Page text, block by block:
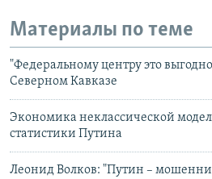
Материалы по теме
"Федеральному центру это
Северном Кавказе
Экономика неклассической
статистики Путина
Леонид Волков: "Путин –